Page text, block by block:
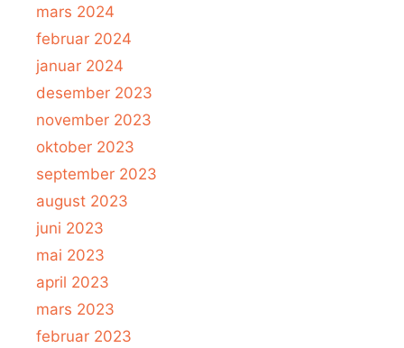
mars 2024
februar 2024
januar 2024
desember 2023
november 2023
oktober 2023
september 2023
august 2023
juni 2023
mai 2023
april 2023
mars 2023
februar 2023